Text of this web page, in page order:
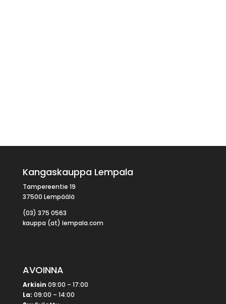
Kangaskauppa Lempala
Tampereentie 19
37500 Lempäälä
(03) 375 0563
kauppa (at) lempala.com
AVOINNA
Arkisin 09:00 – 17:00
La: 09:00 – 14:00